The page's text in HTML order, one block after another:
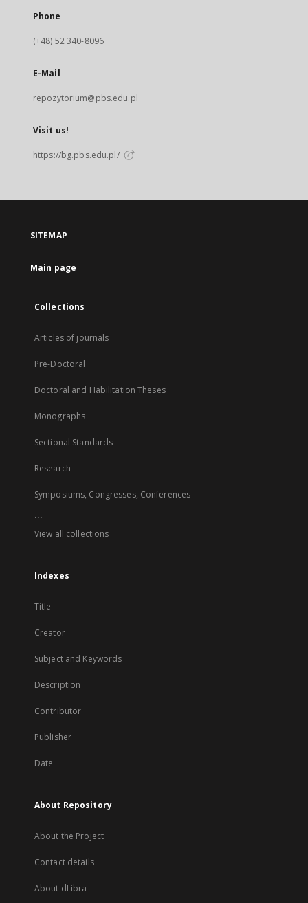
Phone
(+48) 52 340-8096
E-Mail
repozytorium@pbs.edu.pl
Visit us!
https://bg.pbs.edu.pl/
SITEMAP
Main page
Collections
Articles of journals
Pre-Doctoral
Doctoral and Habilitation Theses
Monographs
Sectional Standards
Research
Symposiums, Congresses, Conferences
...
View all collections
Indexes
Title
Creator
Subject and Keywords
Description
Contributor
Publisher
Date
About Repository
About the Project
Contact details
About dLibra